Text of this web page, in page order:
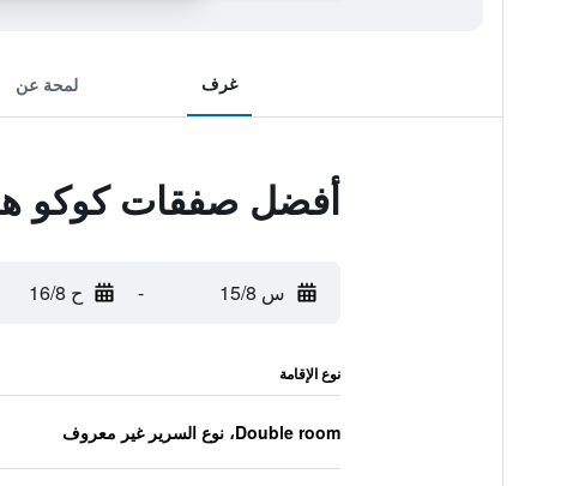
غرف لمحة عن
أفضل صفقات كوكو
س 15/8 - ح 16/8
نوع الإقامة
Double room، نوع السرير غير معروف